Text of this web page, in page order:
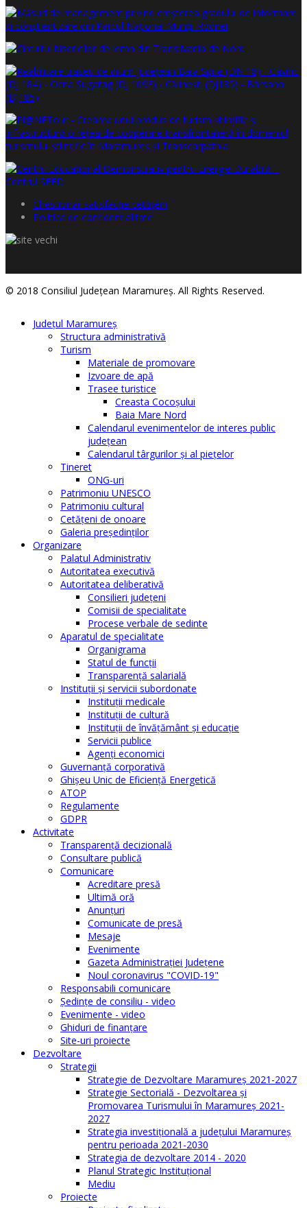
Chestionar satisfacţie cetăţeni
Politica de confidențialitate
© 2018 Consiliul Judeţean Maramureş. All Rights Reserved.
Judeţul Maramureş
Structura administrativă
Turism
Materiale de promovare
Izvoare de apă
Trasee turistice
Creasta Cocoșului
Baia Mare Nord
Calendarul evenimentelor de interes public
judeţean
Calendarul târgurilor şi al pieţelor
Tineret
ONG-uri
Patrimoniu UNESCO
Patrimoniu cultural
Cetăţeni de onoare
Galeria președinților
Organizare
Palatul Administrativ
Autoritatea executivă
Autoritatea deliberativă
Consilieri judeţeni
Comisii de specialitate
Procese verbale de sedinte
Aparatul de specialitate
Organigrama
Statul de funcții
Transparență salarială
Instituţii şi servicii subordonate
Instituţii medicale
Instituţii de cultură
Instituţii de învăţământ şi educaţie
Servicii publice
Agenţi economici
Guvernanță corporativă
Ghişeu Unic de Eficienţă Energetică
ATOP
Regulamente
GDPR
Activitate
Transparenţă decizională
Consultare publică
Comunicare
Acreditare presă
Ultimă oră
Anunţuri
Comunicate de presă
Mesaje
Evenimente
Gazeta Administraţiei Judeţene
Noul coronavirus "COVID-19"
Responsabili comunicare
Şedinţe de consiliu - video
Evenimente - video
Ghiduri de finanţare
Site-uri proiecte
Dezvoltare
Strategii
Strategie de Dezvoltare Maramureș 2021-2027
Strategie Sectorială - Dezvoltarea și
Promovarea Turismului în Maramureș 2021-
2027
Strategia investiţională a județului Maramureș
pentru perioada 2021-2030
Strategia de dezvoltare 2014 - 2020
Planul Strategic Instituţional
Mediu
Proiecte